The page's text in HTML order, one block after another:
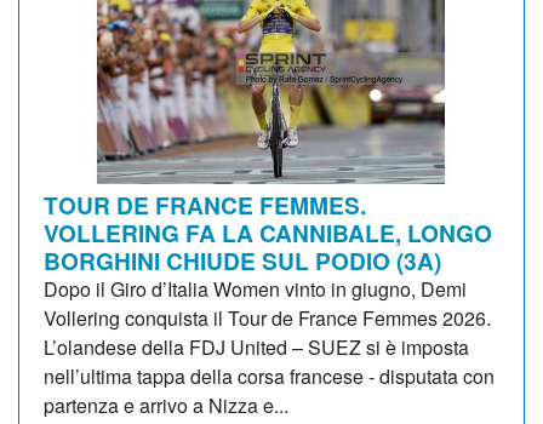
TOUR DE FRANCE FEMMES.
VOLLERING FA LA CANNIBALE, LONGO
BORGHINI CHIUDE SUL PODIO (3A)
Dopo il Giro d’Italia Women vinto in giugno, Demi
Vollering conquista il Tour de France Femmes 2026.
L’olandese della FDJ United – SUEZ si è imposta
nell’ultima tappa della corsa francese - disputata con
partenza e arrivo a Nizza e...